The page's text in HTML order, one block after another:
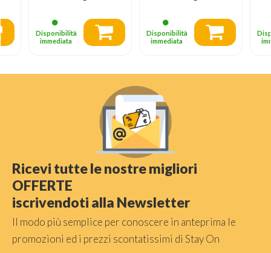
Disponibilità
immediata
Disponibilità
immediata
Ricevi tutte le nostre migliori
OFFERTE
iscrivendoti alla Newsletter
Il modo più semplice per conoscere in anteprima le
promozioni ed i prezzi scontatissimi di Stay On